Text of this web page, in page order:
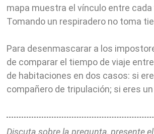
mapa muestra el vínculo entre
Tomando un respiradero no toma
Para desenmascarar a los
de comparar el tiempo de viaje
de habitaciones en dos casos: si
compañero de tripulación; si eres
Discuta sobre la pregunta, presente